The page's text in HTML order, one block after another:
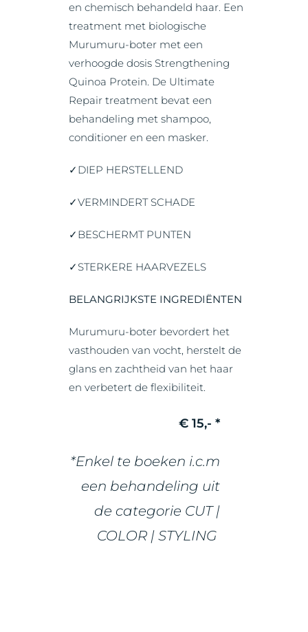
en chemisch behandeld haar. Een
treatment met biologische
Murumuru-boter met een
verhoogde dosis Strengthening
Quinoa Protein. De Ultimate
Repair treatment bevat een
behandeling met shampoo,
conditioner en een masker.
✓DIEP HERSTELLEND
✓VERMINDERT SCHADE
✓BESCHERMT PUNTEN
✓STERKERE HAARVEZELS
BELANGRIJKSTE INGREDIËNTEN
Murumuru-boter bevordert het
vasthouden van vocht, herstelt de
glans en zachtheid van het haar
en verbetert de flexibiliteit.
€ 15,- *
*Enkel te boeken i.c.m
een behandeling uit
de categorie CUT |
COLOR | STYLING